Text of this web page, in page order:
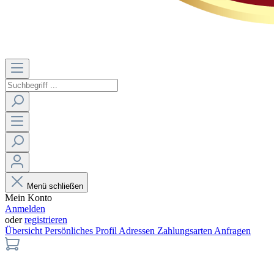
Menü schließen
Mein Konto
Anmelden
oderregistrieren
Übersicht Persönliches Profil Adressen Zahlungsarten Anfragen